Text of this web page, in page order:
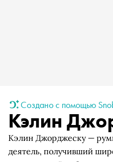
Создано с помощью
Кэлин
Кэлин Джорджеску —
деятель, получивший